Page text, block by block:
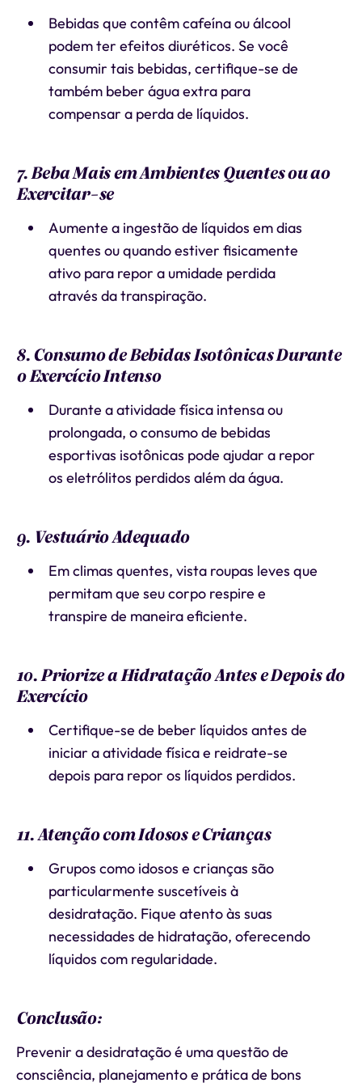
Bebidas que contêm cafeína ou álcool
podem ter efeitos diuréticos. Se você
consumir tais bebidas, certifique-se de
também beber água extra para
compensar a perda de líquidos.
7. Beba Mais em Ambientes Quentes ou ao
Exercitar-se
Aumente a ingestão de líquidos em dias
quentes ou quando estiver fisicamente
ativo para repor a umidade perdida
através da transpiração.
8. Consumo de Bebidas Isotônicas Durante
o Exercício Intenso
Durante a atividade física intensa ou
prolongada, o consumo de bebidas
esportivas isotônicas pode ajudar a repor
os eletrólitos perdidos além da água.
9. Vestuário Adequado
Em climas quentes, vista roupas leves que
permitam que seu corpo respire e
transpire de maneira eficiente.
10. Priorize a Hidratação Antes e Depois do
Exercício
Certifique-se de beber líquidos antes de
iniciar a atividade física e reidrate-se
depois para repor os líquidos perdidos.
11. Atenção com Idosos e Crianças
Grupos como idosos e crianças são
particularmente suscetíveis à
desidratação. Fique atento às suas
necessidades de hidratação, oferecendo
líquidos com regularidade.
Conclusão:
Prevenir a desidratação é uma questão de
consciência, planejamento e prática de bons